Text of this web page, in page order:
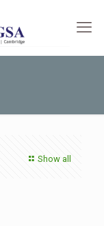
Show all